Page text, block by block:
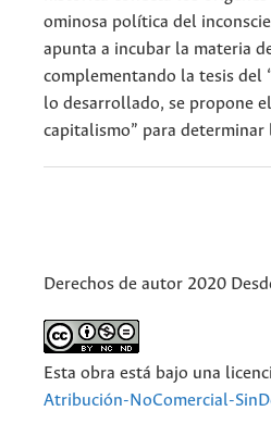
ominosa política del
apunta a incubar la materia
complementando la tesis del
lo desarrollado, se propone
capitalismo” para determinar
Derechos de autor 2020
Esta obra está bajo una
Atribución-NoComercial-